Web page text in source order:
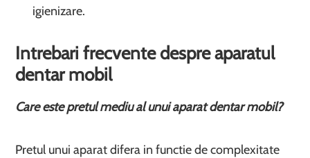
igienizare.
Intrebari frecvente despre aparatul
dentar mobil
Care este pretul mediu al unui aparat dentar mobil?
Pretul unui aparat difera in functie de complexitate